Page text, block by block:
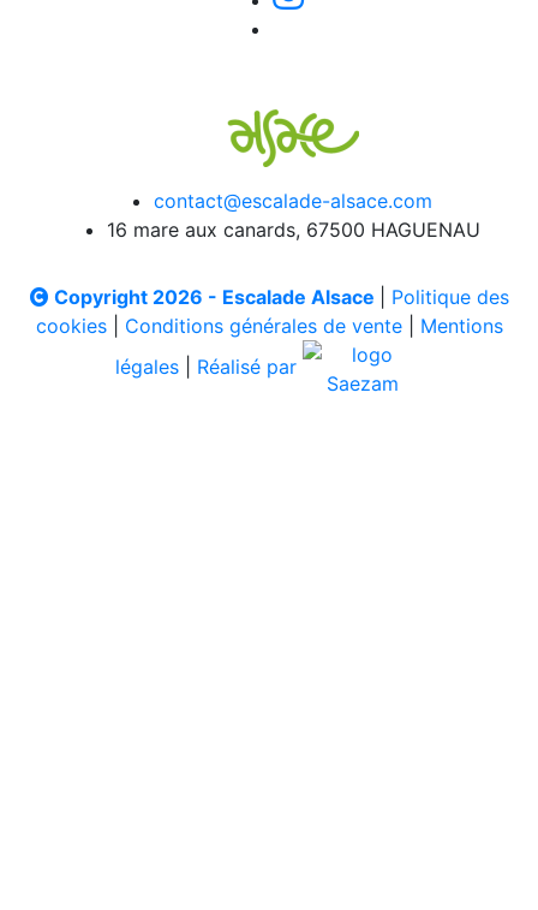
contact@escalade-alsace.com
16 mare aux canards, 67500 HAGUENAU
Copyright 2026 - Escalade Alsace
Politique des
cookies| Conditions générales de vente| Mentions
légales
Réalisé par